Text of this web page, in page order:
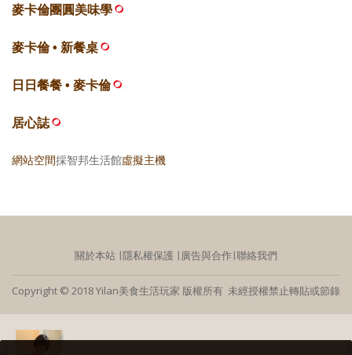
麥卡倫團圓美味學
麥卡倫 • 新餐桌
日日餐餐 • 麥卡倫
居心誌
網站空間採智邦生活館虛擬主機
關於本站 ∣隱私權保護 ∣ 廣告與合作∣聯絡我們
Copyright © 2018 Yilan美食生活玩家 版權所有 未經授權禁止轉貼或節錄